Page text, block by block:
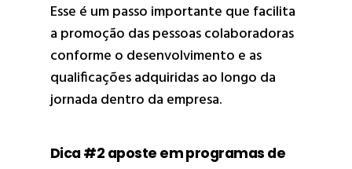
Esse é um passo importante que facilita
a promoção das pessoas colaboradoras
conforme o desenvolvimento e as
qualificações adquiridas ao longo da
jornada dentro da empresa.
Dica #2 aposte em programas de